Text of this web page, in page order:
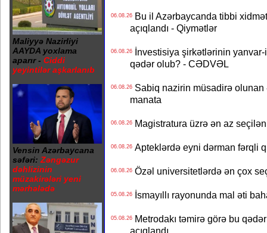
Maliyyə Nazirliyi
AAYDA yoxlama
aparır - Ciddi
yeyintilər aşkarlanıb
Vensin Azərbaycana
səfəri: Zəngəzur
dəhlizinin
müzakirələri yeni
mərhələdə
06.08.26Bu il Azərbaycanda tibbi
açıqlandı - Qiymətlər
06.08.26İnvestisiya şirkətlərinin yanvar-
qədər olub? - CƏDVƏL
06.08.26Sabiq nazirin müsadirə olunan
manata
06.08.26Magistratura üzrə ən az
06.08.26Apteklərdə eyni dərman fərqli
06.08.26Özəl universitetlərdə ən çox
05.08.26İsmayıllı rayonunda mal əti
05.08.26Metrodakı təmirə görə bu
açıqlandı